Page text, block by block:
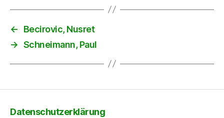
←
Becirovic, Nusret
→ Schneimann, Paul
Datenschutzerklärung